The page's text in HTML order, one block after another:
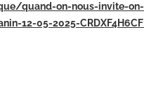
quand-on-nous-invite-
12-05-2025-